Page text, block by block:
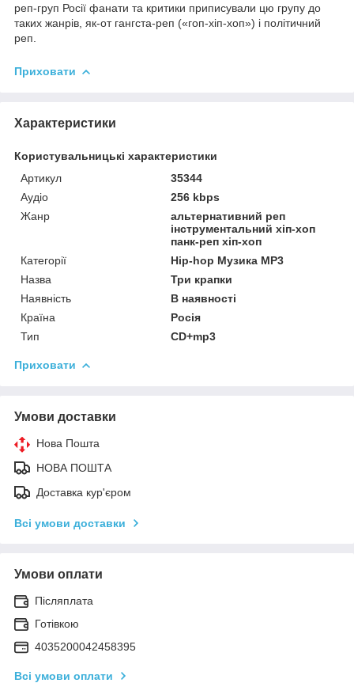
реп-груп Росії фанати та критики приписували цю групу до
таких жанрів, як-от гангста-реп («гоп-хіп-хоп») і політичний
реп.
Приховати
Характеристики
Користувальницькі характеристики
Артикул
35344
Аудіо
256 kbps
Жанр
альтернативний реп
інструментальний хіп-хоп
панк-реп хіп-хоп
Категорії
Hip-hop Музика MP3
Назва
Три крапки
Наявність
В наявності
Країна
Росія
Тип
CD+mp3
Приховати
Умови доставки
Нова Пошта
НОВА ПОШТА
Доставка кур'єром
Всі умови доставки
Умови оплати
Післяплата
Готівкою
4035200042458395
Всі умови оплати